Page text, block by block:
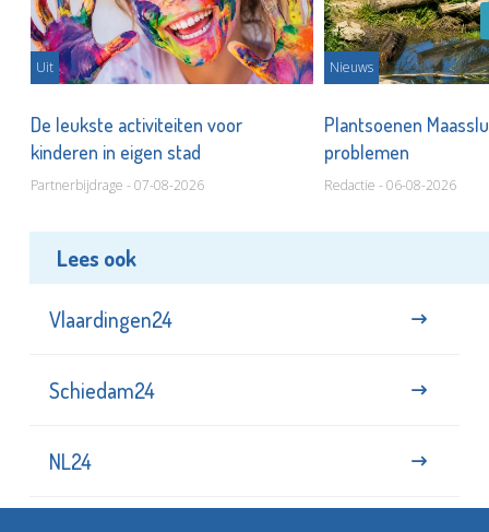
Uit
De leukste activiteiten voor
kinderen in eigen stad
Partnerbijdrage - 07-08-2026
Nieuws
Plantsoenen
problemen
Redactie - 06-08-2026
Lees ook
Vlaardingen24
Schiedam24
NL24